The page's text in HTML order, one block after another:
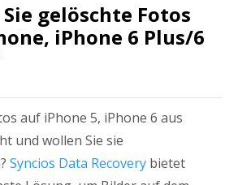
gelöschte Fotos
iPhone 6 Plus/6
auf iPhone 5, iPhone 6 aus
und wollen Sie sie
Syncios Data Recovery bietet